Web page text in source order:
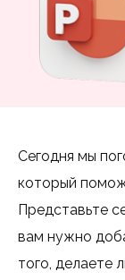
Сегодня мы
который
Представьте
вам нужно
того, делаете